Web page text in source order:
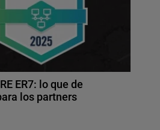
ER7: lo que de
los partners